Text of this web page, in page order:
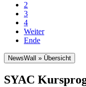
2
3
4
Weiter
Ende
NewsWall » Übersicht
SYAC